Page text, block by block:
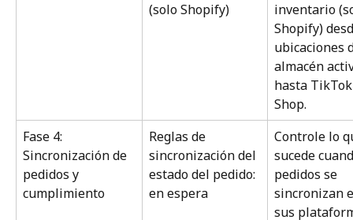
(solo Shopify)
inventario
Shopify)
ubicaciones
almacén
hasta
Shop.
Fase 4:
Sincronización de
pedidos y
cumplimiento
Reglas de
sincronización del
estado del pedido:
en espera
Controle lo
sucede
pedidos se
sincronizan
sus